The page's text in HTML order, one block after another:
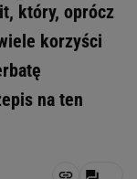
który, oprócz
korzyści
na ten